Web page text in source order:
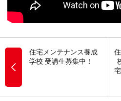
住宅メンテナンス養成
学校 受講生募集中！